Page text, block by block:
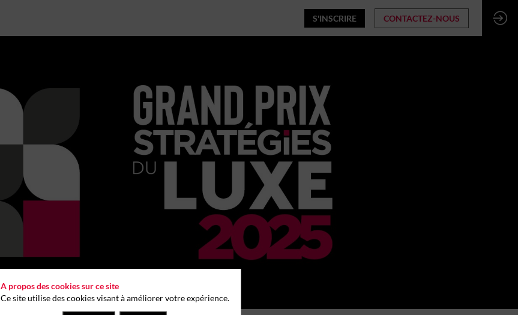
S'INSCRIRE CONTACTEZ-NOUS
A propos des cookies sur ce site
Ce site utilise des cookies visant à améliorer votre expérience.